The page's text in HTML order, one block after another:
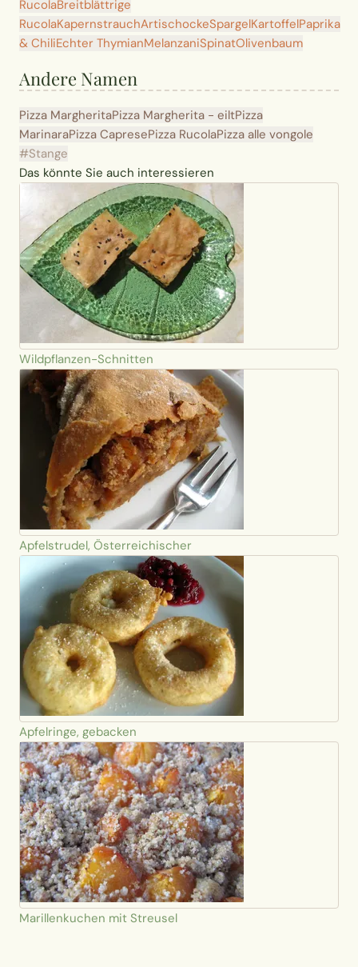
RucolaBreitblättrige
RucolaKapernstrauchArtischockeSpargelKartoffelPaprika
& ChiliEchter ThymianMelanzaniSpinatOlivenbaum
Andere Namen
Pizza MargheritaPizza Margherita - eiltPizza
MarinaraPizza CapresePizza RucolaPizza alle vongole
#Stange
Das könnte Sie auch interessieren
Wildpflanzen-Schnitten
Apfelstrudel, Österreichischer
Apfelringe, gebacken
Marillenkuchen mit Streusel